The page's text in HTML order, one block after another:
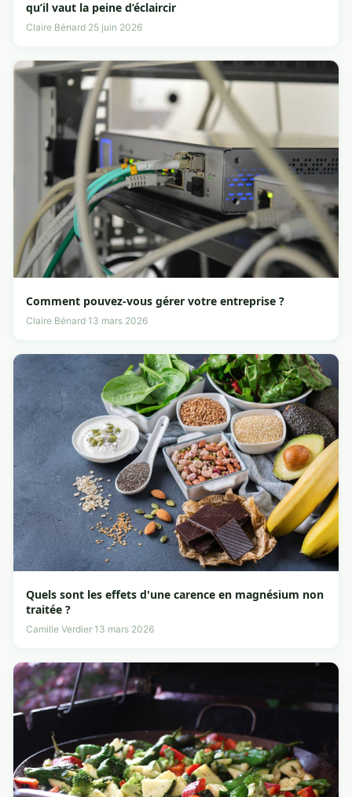
qu’il vaut la peine d’éclaircir
Claire Bénard·25 juin 2026
Comment pouvez-vous gérer votre entreprise ?
Claire Bénard·13 mars 2026
Quels sont les effets d'une carence en magnésium non
traitée ?
Camille Verdier·13 mars 2026